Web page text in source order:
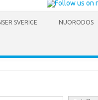
SVERIGE NUORODOS